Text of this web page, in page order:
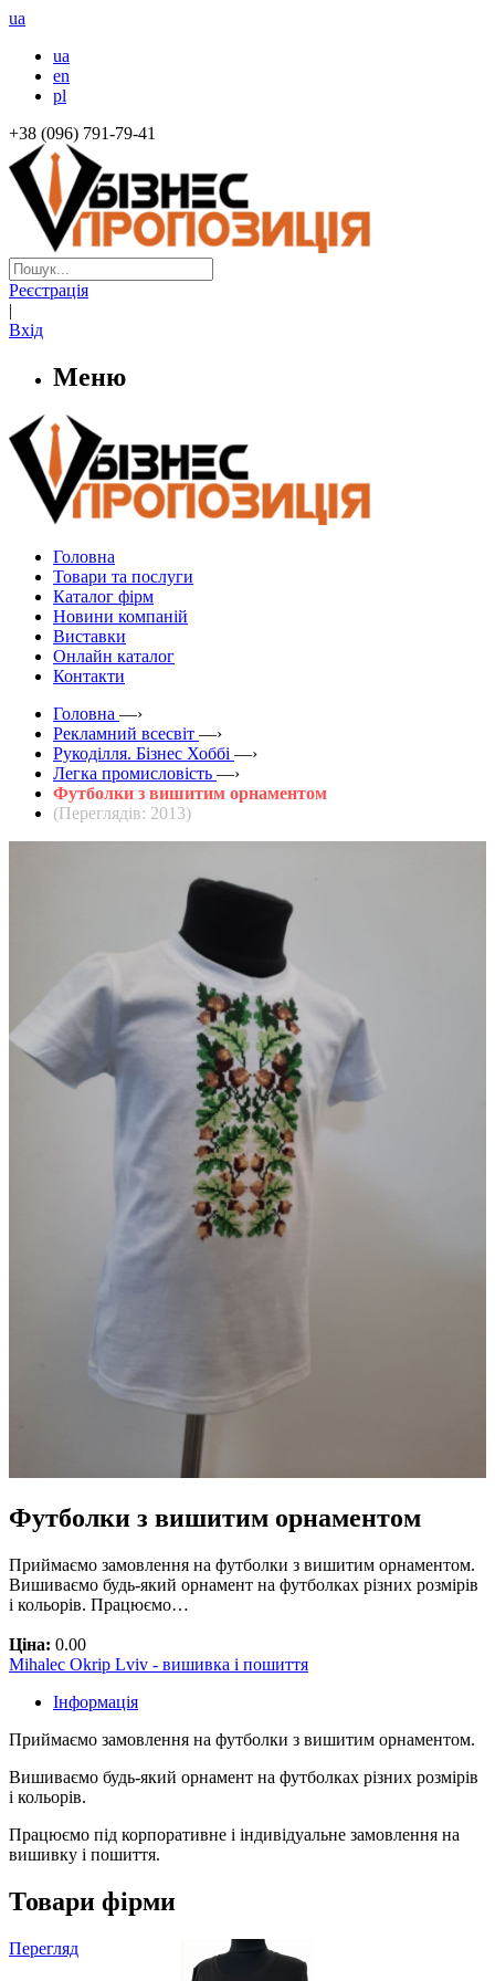
ua
ua
en
pl
+38 (096) 791-79-41
Реєстрація
|
Вхід
Меню
Головна
Товари та послуги
Каталог фірм
Новини компаній
Виставки
Онлайн каталог
Контакти
Головна —›
Рекламний всесвіт —›
Рукоділля. Бізнес Хоббі —›
Легка промисловість —›
Футболки з вишитим орнаментом
(Переглядів: 2013)
Футболки з вишитим орнаментом
Приймаємо замовлення на футболки з вишитим орнаментом.
Вишиваємо будь-який орнамент на футболках різних розмірів
і кольорів. Працюємо…
Ціна: 0.00
Mihalec Okrip Lviv - вишивка і пошиття
Інформація
Приймаємо замовлення на футболки з вишитим орнаментом.
Вишиваємо будь-який орнамент на футболках різних розмірів
і кольорів.
Працюємо під корпоративне і індивідуальне замовлення на
вишивку і пошиття.
Товари фірми
Перегляд